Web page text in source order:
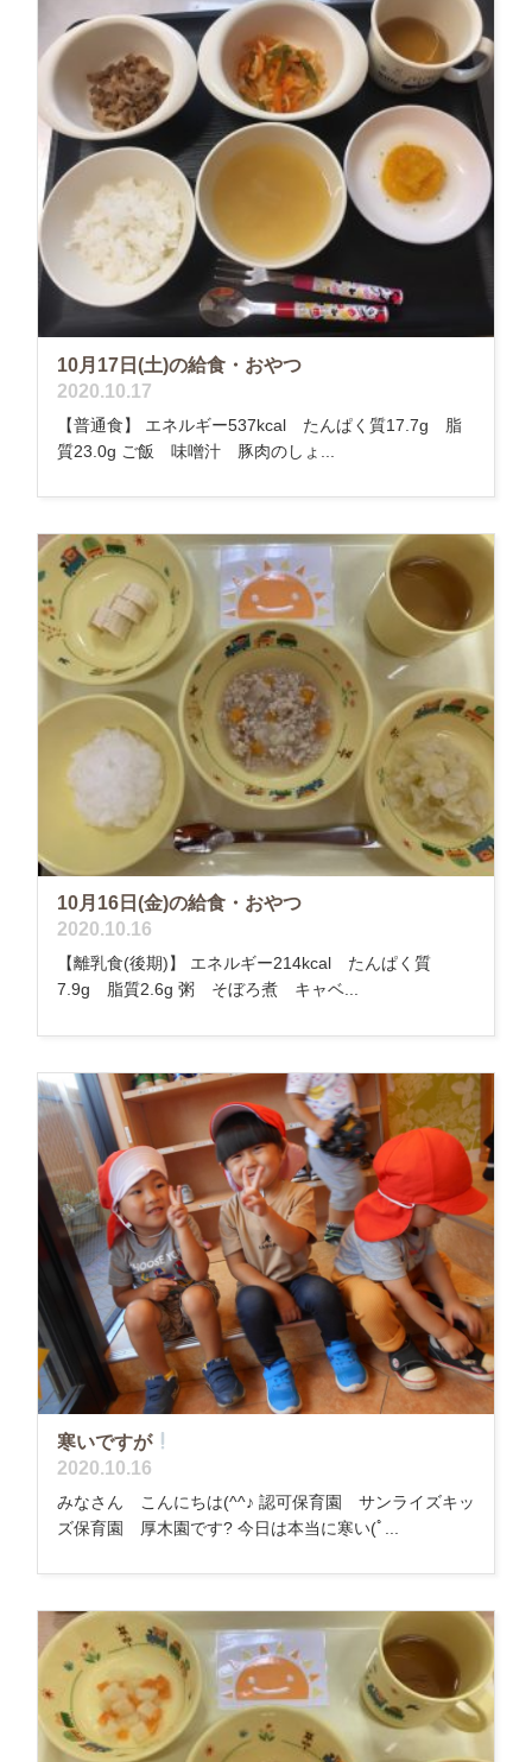
10月17日(土)の給食・おやつ
2020.10.17
【普通食】 エネルギー537kcal たんぱく質17.7g 脂
質23.0g ご飯 味噌汁 豚肉のしょ...
10月16日(金)の給食・おやつ
2020.10.16
【離乳食(後期)】 エネルギー214kcal たんぱく質
7.9g 脂質2.6g 粥 そぼろ煮 キャベ...
寒いですが
2020.10.16
みなさん こんにちは(^^♪ 認可保育園 サンライズキッ
ズ保育園 厚木園です? 今日は本当に寒い(ﾟ...